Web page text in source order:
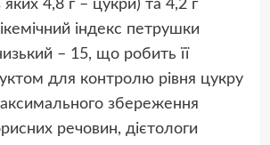
яких 4,8 г – цукри) та 4,2 г
індекс петрушки
– 15, що робить її
для контролю рівня цукру
збереження
речовин, дієтологи